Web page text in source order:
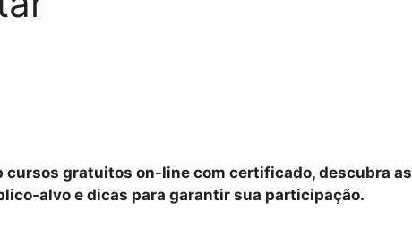
cursos gratuitos on-line com certificado, descubra as
alvo e dicas para garantir sua participação.